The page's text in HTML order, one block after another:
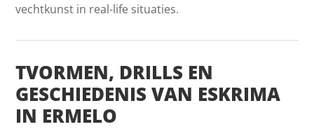
vechtkunst in real-life situaties.
TVORMEN, DRILLS EN
GESCHIEDENIS VAN ESKRIMA
IN ERMELO